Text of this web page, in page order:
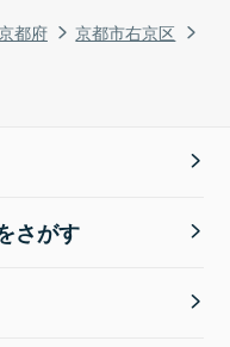
都府
京都市右京区
さがす